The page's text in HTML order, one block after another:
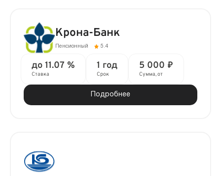
Крона-Банк
Пенсионный 5.4
до 11.07 %
Ставка
1 год
Срок
5 000 ₽
Сумма, от
Подробнее